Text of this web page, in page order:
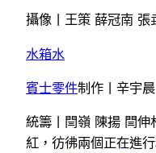
攝像丨王策 薛冠南 張
水箱水
賓士零件制作丨辛宇晨
統籌丨閆嶺 陳揚 閆伸
紅，彷彿兩個正在進